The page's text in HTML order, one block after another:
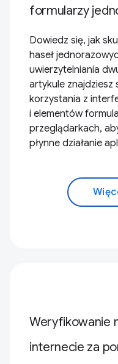
formularzy
Dowiedz się, jak
haseł
uwierzytelniania
artykule
korzystania z
i elementów
przeglądarkach,
płynne działanie
Weryfikowanie
internecie za